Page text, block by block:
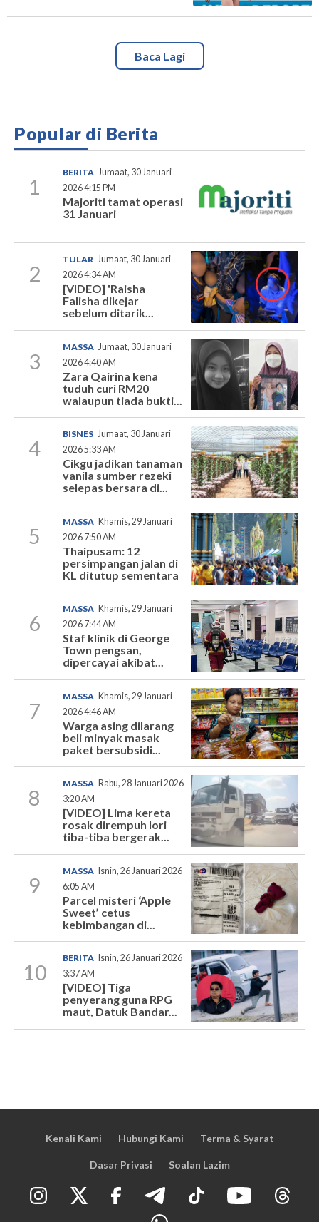
Baca Lagi
Popular di Berita
1
BERITA Jumaat, 30 Januari
2026 4:15 PM
Majoriti tamat operasi
31 Januari
2
TULAR Jumaat, 30 Januari
2026 4:34 AM
[VIDEO] 'Raisha
Falisha dikejar
sebelum ditarik...
3
MASSA Jumaat, 30 Januari
2026 4:40 AM
Zara Qairina kena
tuduh curi RM20
walaupun tiada bukti...
4
BISNES Jumaat, 30 Januari
2026 5:33 AM
Cikgu jadikan tanaman
vanila sumber rezeki
selepas bersara di...
5
MASSA Khamis, 29 Januari
2026 7:50 AM
Thaipusam: 12
persimpangan jalan di
KL ditutup sementara
6
MASSA Khamis, 29 Januari
2026 7:44 AM
Staf klinik di George
Town pengsan,
dipercayai akibat...
7
MASSA Khamis, 29 Januari
2026 4:46 AM
Warga asing dilarang
beli minyak masak
paket bersubsidi...
8
MASSA Rabu, 28 Januari 2026
3:20 AM
[VIDEO] Lima kereta
rosak dirempuh lori
tiba-tiba bergerak...
9
MASSA Isnin, 26 Januari 2026
6:05 AM
Parcel misteri ‘Apple
Sweet’ cetus
kebimbangan di...
10
BERITA
Isnin, 26 Januari 2026
3:37 AM
[VIDEO] Tiga
penyerang guna RPG
maut, Datuk Bandar...
Kenali Kami Hubungi Kami Terma & Syarat
Dasar Privasi Soalan Lazim